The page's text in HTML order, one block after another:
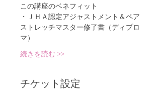
この講座のベネフィット
・ＪＨＡ認定アジャストメント＆ペア
ストレッチマスター修了書（ディプロ
マ）
続きを読む >>
チケット設定